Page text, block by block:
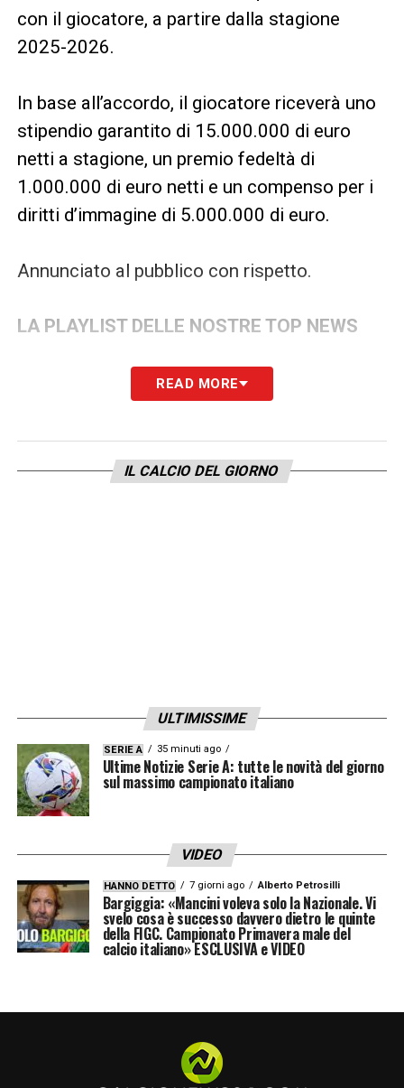
con il giocatore, a partire dalla stagione
2025-2026.
In base all’accordo, il giocatore riceverà uno
stipendio garantito di 15.000.000 di euro
netti a stagione, un premio fedeltà di
1.000.000 di euro netti e un compenso per i
diritti d’immagine di 5.000.000 di euro.
Annunciato al pubblico con rispetto.
LA PLAYLIST DELLE NOSTRE TOP NEWS
READ MORE
IL CALCIO DEL GIORNO
ULTIMISSIME
SERIE A 35 minuti ago
Ultime Notizie Serie A: tutte le novità del giorno
sul massimo campionato italiano
VIDEO
HANNO DETTO 7 giorni ago Alberto Petrosilli
Bargiggia: «Mancini voleva solo la Nazionale. Vi
svelo cosa è successo davvero dietro le quinte
della FIGC. Campionato Primavera male del
calcio italiano» ESCLUSIVA e VIDEO